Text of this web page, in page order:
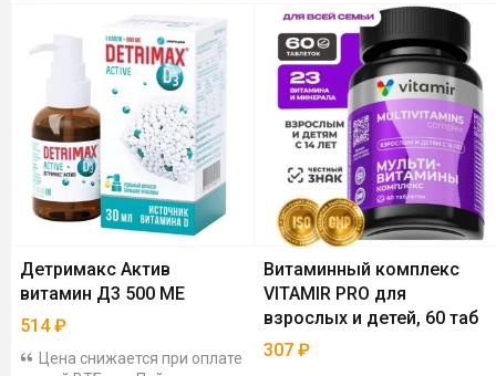
Детримакс Актив
витамин Д3 500 МЕ
514₽
Цена снижается при оплате
Витаминный комплекс
VITAMIR PRO для
взрослых и детей, 60 таб
307 ₽